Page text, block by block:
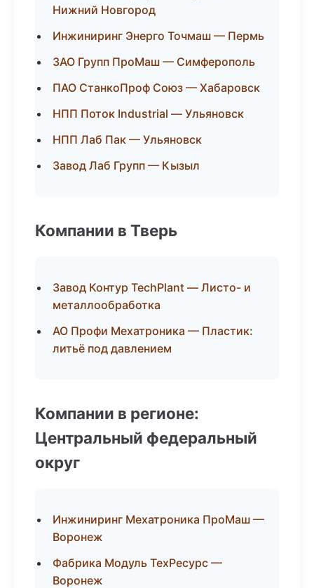
Нижний Новгород
Инжиниринг Энерго Точмаш — Пермь
ЗАО Групп ПроМаш — Симферополь
ПАО СтанкоПроф Союз — Хабаровск
НПП Поток Industrial — Ульяновск
НПП Лаб Пак — Ульяновск
Завод Лаб Групп — Кызыл
Компании в Тверь
Завод Контур TechPlant — Листо- и
металлообработка
АО Профи Мехатроника — Пластик:
литьё под давлением
Компании в регионе:
Центральный федеральный
округ
Инжиниринг Мехатроника ПроМаш —
Воронеж
Фабрика Модуль ТехРесурс —
Воронеж